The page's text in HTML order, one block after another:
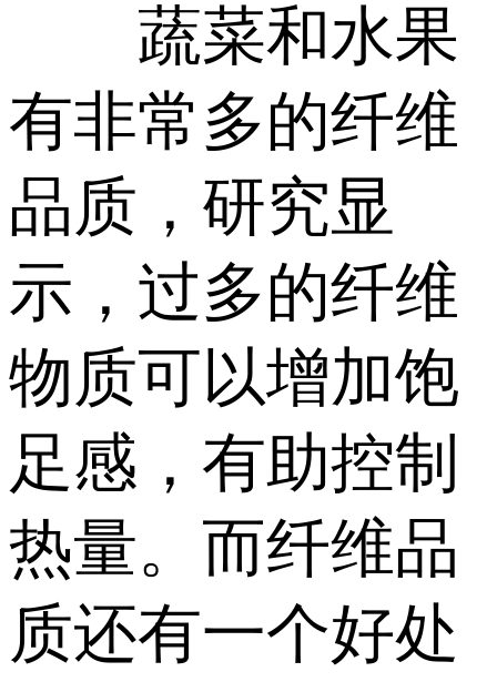
蔬菜和水果
有非常多的纤维
品质，研究显
示，过多的纤维
物质可以增加饱
足感，有助控制
热量。而纤维品
质还有一个好处